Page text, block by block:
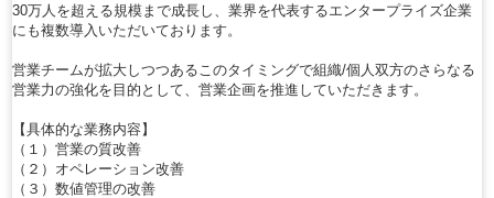
30万人を超える規模まで成長し、業界を代表するエンタープライズ企業
にも複数導入いただいております。
営業チームが拡大しつつあるこのタイミングで組織/個人双方のさらなる
営業力の強化を目的として、営業企画を推進していただきます。
【具体的な業務内容】
（１）営業の質改善
（２）オペレーション改善
（３）数値管理の改善